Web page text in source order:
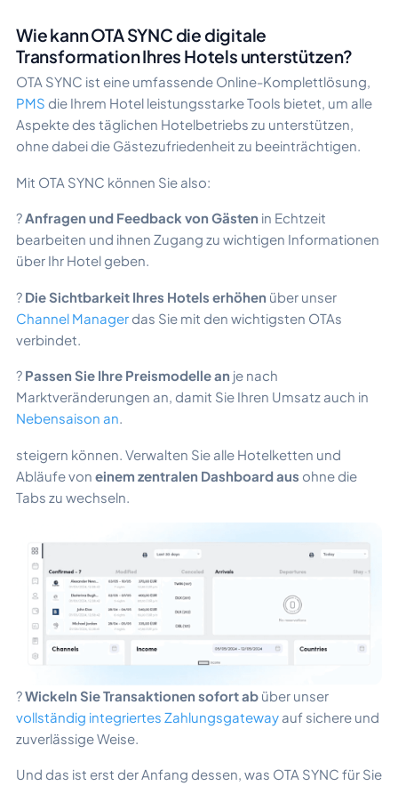
Wie kann OTA SYNC die digitale
Transformation Ihres Hotels unterstützen?
OTA SYNC ist eine umfassende Online-Komplettlösung,
PMS die Ihrem Hotel leistungsstarke Tools bietet, um alle
Aspekte des täglichen Hotelbetriebs zu unterstützen,
ohne dabei die Gästezufriedenheit zu beeinträchtigen.
Mit OTA SYNC können Sie also:
?Anfragen und Feedback von Gästen in Echtzeit
bearbeiten und ihnen Zugang zu wichtigen Informationen
über Ihr Hotel geben.
? Die Sichtbarkeit Ihres Hotels erhöhen über unser
Channel Manager das Sie mit den wichtigsten OTAs
verbindet.
? Passen Sie Ihre Preismodelle an je nach
Marktveränderungen an, damit Sie Ihren Umsatz auch in
Nebensaison an.
steigern können. Verwalten Sie alle Hotelketten und
Abläufe von einem zentralen Dashboard aus ohne die
Tabs zu wechseln.
?Wickeln Sie Transaktionen sofort ab über unser
vollständig integriertes Zahlungsgateway auf sichere und
zuverlässige Weise.
Und das ist erst der Anfang dessen, was OTA SYNC für Sie